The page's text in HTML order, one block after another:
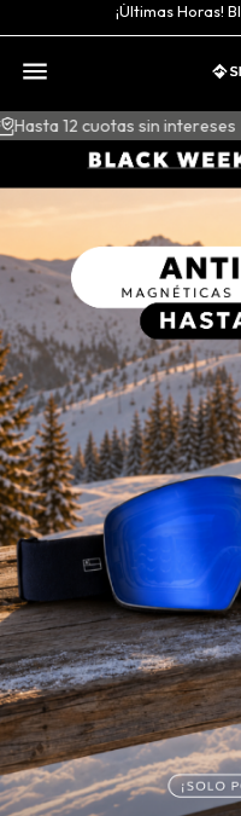
¡Últimas Horas!
12 cuotas sin intereses